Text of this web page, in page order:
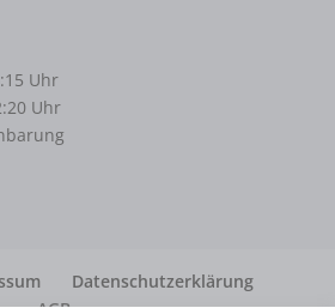
Uhr
Uhr
Datenschutzerklärung